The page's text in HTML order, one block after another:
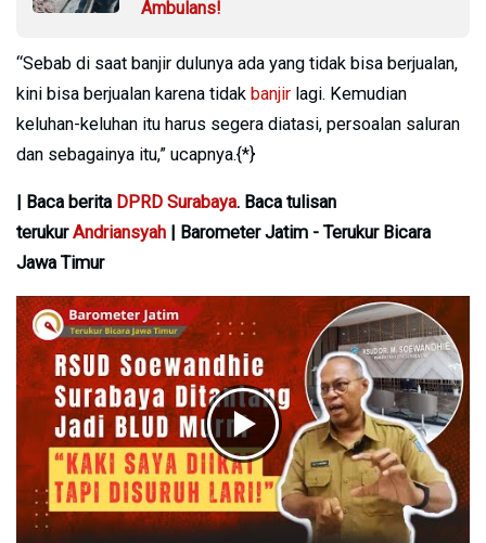
Ambulans!
“Sebab di saat banjir dulunya ada yang tidak bisa berjualan,
kini bisa berjualan karena tidak banjir lagi. Kemudian
keluhan-keluhan itu harus segera diatasi, persoalan saluran
dan sebagainya itu,” ucapnya.{*}
| Baca berita DPRD Surabaya. Baca tulisan
terukurAndriansyah | Barometer Jatim - Terukur Bicara
Jawa Timur